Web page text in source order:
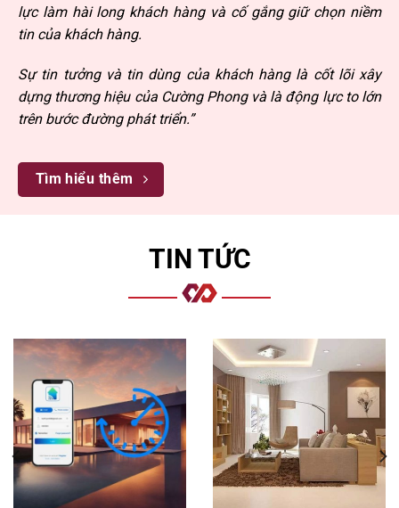
lực làm hài long khách hàng và cố gắng giữ chọn niềm
tin của khách hàng.
Sự tin tưởng và tin dùng của khách hàng là cốt lõi xây
dựng thương hiệu của Cường Phong và là động lực to lớn
trên bước đường phát triển.”
Tìm hiểu thêm
TIN TỨC